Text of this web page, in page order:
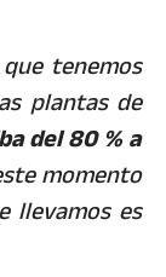
tenemos
plantas de
del 80 % a
momento
llevamos es